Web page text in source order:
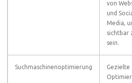
von
und
Media,
sichtbar
sein.
Suchmaschinenoptimierung
Gezielte